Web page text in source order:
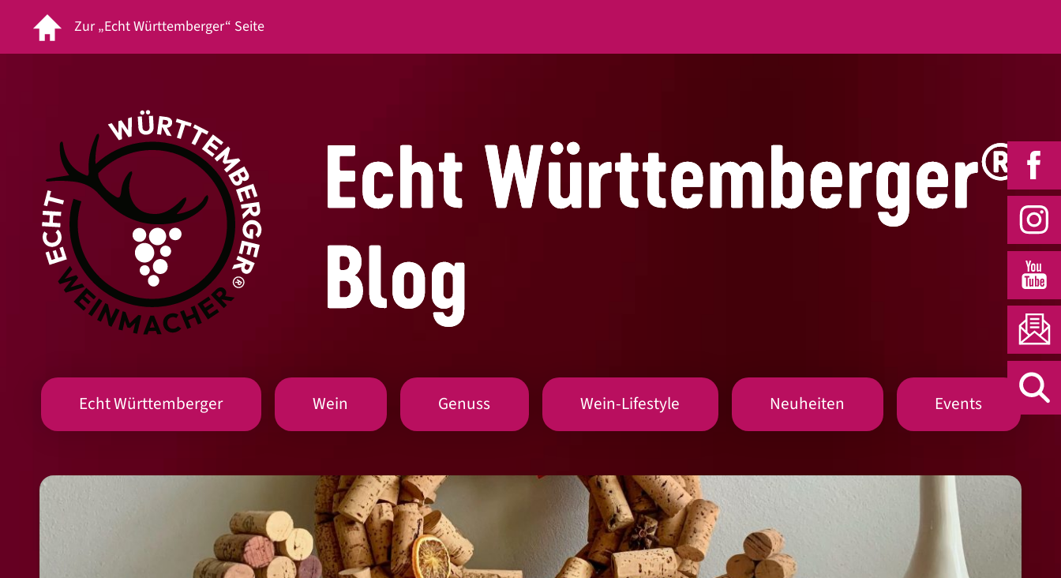
Zur „Echt Württemberger“ Seite
Echt Württemberger Wein Genuss Wein-Lifestyle Neuheiten Events